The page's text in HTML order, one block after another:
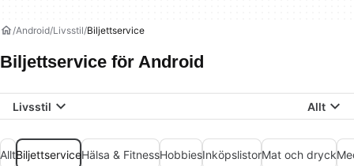
Android Livsstil Biljettservice
Biljettservice för Android
Livsstil Allt
AlltBiljettserviceHälsa & FitnessHobbiesInköpslistorMat och dryck